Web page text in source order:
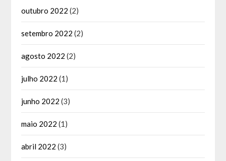
outubro 2022 (2)
setembro 2022 (2)
agosto 2022 (2)
julho 2022 (1)
junho 2022 (3)
maio 2022 (1)
abril 2022 (3)